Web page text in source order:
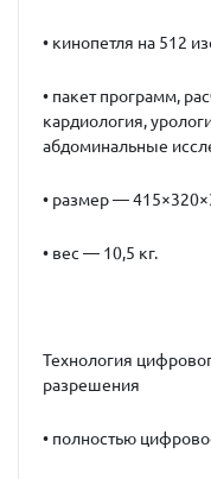
• кинопетля на 512
• пакет программ,
кардиология,
абдоминальные
• размер —
• вес — 10,5 кг.
Технология
разрешения
• полностью